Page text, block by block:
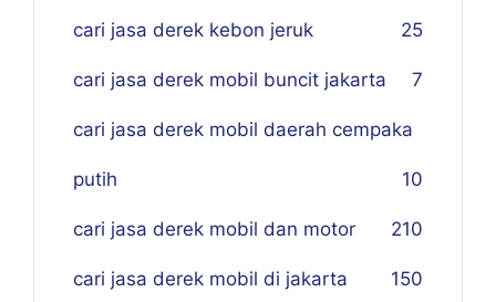
cari jasa derek kebon jeruk 25
cari jasa derek mobil buncit jakarta 7
cari jasa derek mobil daerah cempaka
putih 10
cari jasa derek mobil dan motor 210
cari jasa derek mobil di jakarta 150